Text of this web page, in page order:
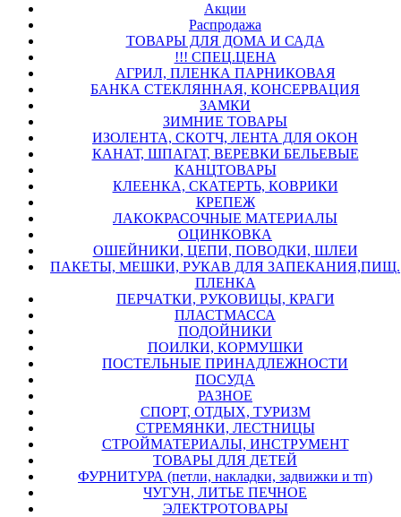
Акции
Распродажа
ТОВАРЫ ДЛЯ ДОМА И САДА
!!! СПЕЦ.ЦЕНА
АГРИЛ, ПЛЕНКА ПАРНИКОВАЯ
БАНКА СТЕКЛЯННАЯ, КОНСЕРВАЦИЯ
ЗАМКИ
ЗИМНИЕ ТОВАРЫ
ИЗОЛЕНТА, СКОТЧ, ЛЕНТА ДЛЯ ОКОН
КАНАТ, ШПАГАТ, ВЕРЕВКИ БЕЛЬЕВЫЕ
КАНЦТОВАРЫ
КЛЕЕНКА, СКАТЕРТЬ, КОВРИКИ
КРЕПЕЖ
ЛАКОКРАСОЧНЫЕ МАТЕРИАЛЫ
ОЦИНКОВКА
ОШЕЙНИКИ, ЦЕПИ, ПОВОДКИ, ШЛЕИ
ПАКЕТЫ, МЕШКИ, РУКАВ ДЛЯ ЗАПЕКАНИЯ,ПИЩ.
ПЛЕНКА
ПЕРЧАТКИ, РУКОВИЦЫ, КРАГИ
ПЛАСТМАССА
ПОДОЙНИКИ
ПОИЛКИ, КОРМУШКИ
ПОСТЕЛЬНЫЕ ПРИНАДЛЕЖНОСТИ
ПОСУДА
РАЗНОЕ
СПОРТ, ОТДЫХ, ТУРИЗМ
СТРЕМЯНКИ, ЛЕСТНИЦЫ
СТРОЙМАТЕРИАЛЫ, ИНСТРУМЕНТ
ТОВАРЫ ДЛЯ ДЕТЕЙ
ФУРНИТУРА (петли, накладки, задвижки и тп)
ЧУГУН, ЛИТЬЕ ПЕЧНОЕ
ЭЛЕКТРОТОВАРЫ